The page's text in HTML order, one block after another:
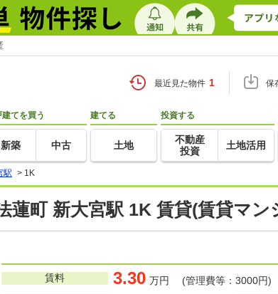
最近見た物件 1 保
建てを買う
新築 中古
建てる
土地
投資する
不動産
投資
土地活用
駅 > 1K
蓮町 新大宮駅 1K 賃貸(賃貸マ
賃料 3.30 万円 (管理費等：3000円)